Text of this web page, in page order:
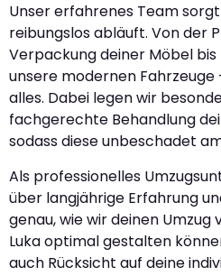
Unser erfahrenes Team
reibungslos abläuft. Von der
Verpackung deiner Möbel
unsere modernen
alles. Dabei legen wir
fachgerechte Behandlung
sodass diese unbeschadet
Als professionelles
über langjährige Erfahrung
genau, wie wir deinen Umzug
Luka optimal gestalten
auch Rücksicht auf deine